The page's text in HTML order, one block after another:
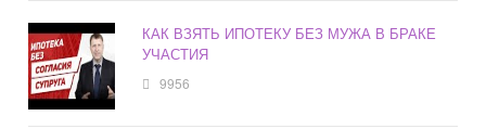
КАК ВЗЯТЬ ИПОТЕКУ БЕЗ МУЖА В БРАКЕ
УЧАСТИЯ
9956